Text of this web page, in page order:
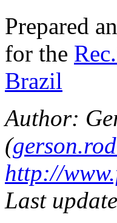
Prepared
for the
Brazil
Author:
(
http://
Last